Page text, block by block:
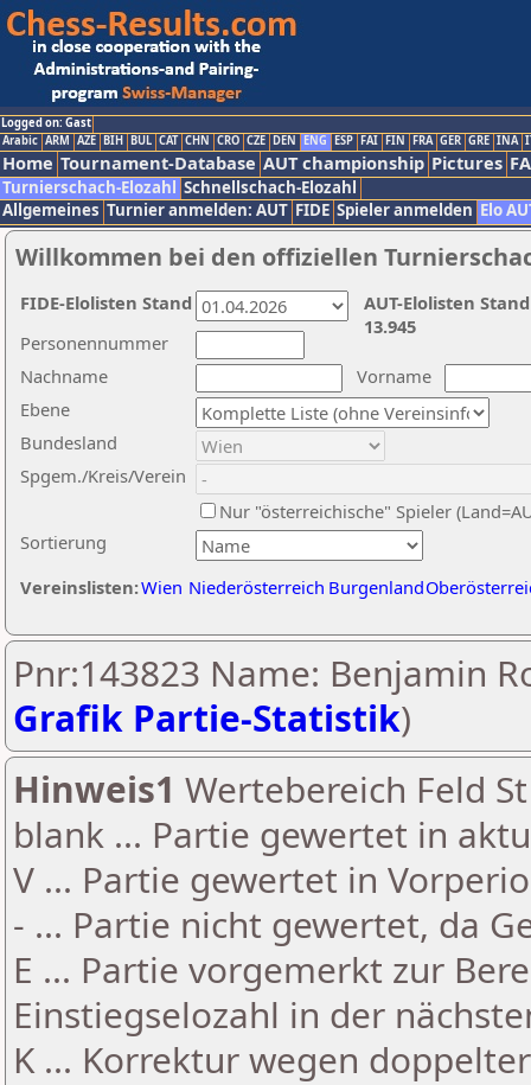
Logged on: Gast
Arabic ARM AZE BIH BUL CAT CHN CRO CZE DEN ENG ESP FAI FIN FRA GER GRE INA
Home Tournament-Database AUT championship Pictures
Turnierschach-Elozahl Schnellschach-Elozahl
Allgemeines Turnier anmelden: AUT FIDE Spieler anmelden Elo
Willkommen bei den offiziellen
Nachname
Vorname
Ebene
Sortierung
Personennummer
Bundesland
Spgem./Kreis/Verein
Nur "österreichische" Spieler
Vereinslisten:Wien Niederösterreich Burgenland
AUT-Elolisten
13.945
FIDE-Elolisten Stand
Pnr:143823 Name: Benjamin
Grafik Partie-Statistik)
Hinweis1 Wertebereich Feld
blank ... Partie gewertet in
V ... Partie gewertet in
- ... Partie nicht gewertet, da
E ... Partie vorgemerkt zur
Einstiegselozahl in der
K ... Korrektur wegen